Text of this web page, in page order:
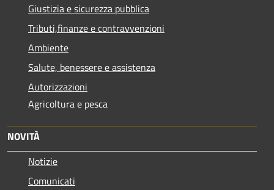
Giustizia e sicurezza pubblica
Tributi,finanze e contravvenzioni
Ambiente
Salute, benessere e assistenza
Autorizzazioni
Agricoltura e pesca
NOVITÀ
Notizie
Comunicati